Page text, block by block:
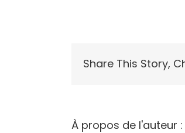
Share This Story,
À propos de l'auteur :